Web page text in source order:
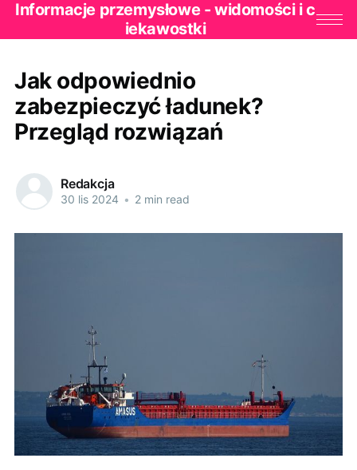
Informacje przemysłowe - widomości i c
iekawostki
Jak odpowiednio
zabezpieczyć ładunek?
Przegląd rozwiązań
Redakcja
30 lis 2024 • 2 min read